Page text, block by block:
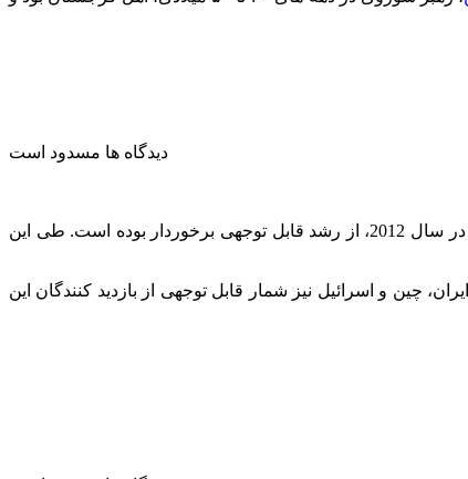
دیدگاه ها مسدود است
بازدید گردشگران خارجی در سپتامبر سال جاری، از ‘خانه استالین’ در شهر ‘گوری’ که اکنون به موزه تبدیل شده است، نسبت به مدت مشابه در سال 2012، از رشد قابل توجهی برخوردار بوده است. طی این
چین و اسرائیل نیز شمار قابل توجهی از بازدید کنندگان این